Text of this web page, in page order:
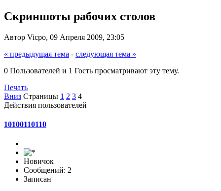
Скриншоты рабочих столов
Автор Vicpo, 09 Апреля 2009, 23:05
« предыдущая тема - следующая тема »
0 Пользователей и 1 Гость просматривают эту тему.
Печать
Вниз Страницы 1 2 3 4
Действия пользователей
10100110110
Новичок
Сообщений: 2
Записан